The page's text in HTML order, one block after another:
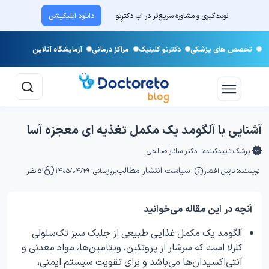
نوبت‌گیری و مشاوره سریع‌تر در اپ دکترِتو دانلود اپلیکیشن
تخصص های پزشکی دکترتو کلینیک مراکز درمانی آزمایشگاه آنلاین
آشنایی با آلگومد یک مکمل تغذیه ای معجزه آسا
پزشک تاییدکننده: دکتر ساناز صالحی
نویسنده: نازنین افشار سیاست انتشار مطالببروزرسانی: ۱۴۰۵/۰۴/۲۹ ۵۱ نظر
آنچه در این مقاله می‌خوانید
آلگومد یک مکمل غذایی طبیعی از جلبک سبز تک‌سلولی
کلرلا است که سرشار از پروتئین، ویتامین‌ها، مواد معدنی و
آنتی‌اکسیدان‌ها می‌باشد و برای تقویت سیستم ایمنی،